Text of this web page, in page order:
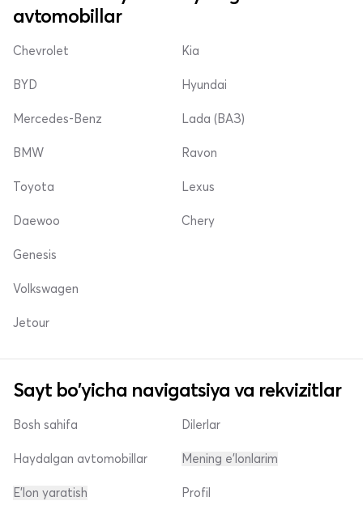
avtomobillar
Chevrolet
BYD
Mercedes-Benz
Kia
Hyundai
Lada (ВАЗ)
BMW
Toyota
Daewoo
Ravon
Lexus
Chery
Genesis
Volkswagen
Jetour
Sayt bo'yicha navigatsiya va rekvizitlar
Bosh sahifa
Haydalgan avtomobillar
E'lon yaratish
Dilerlar
Mening e'lonlarim
Profil